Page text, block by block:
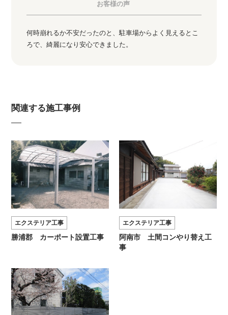
お客様の声
何時崩れるか不安だったのと、駐車場からよく見えるとこ
ろで、綺麗になり安心できました。
関連する施工事例
エクステリア工事
勝浦郡 カーポート設置工事
エクステリア工事
阿南市 土間コンやり替え工
事